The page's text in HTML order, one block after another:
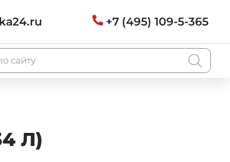
+7 (495) 109-5-365
Л)